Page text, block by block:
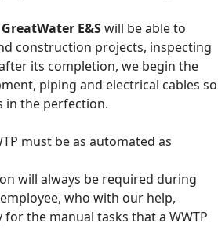
GreatWater E&Swill be able to
construction projects, inspecting
its completion, we begin the
piping and electrical cables so
in the perfection.
must be as automated as
will always be required during
who with our help,
the manual tasks that a WWTP